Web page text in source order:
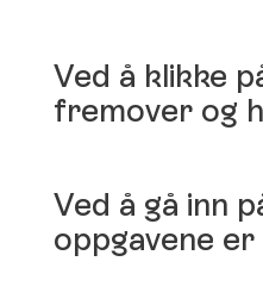
Ved å klikke
fremover og
Ved å gå inn
oppgavene